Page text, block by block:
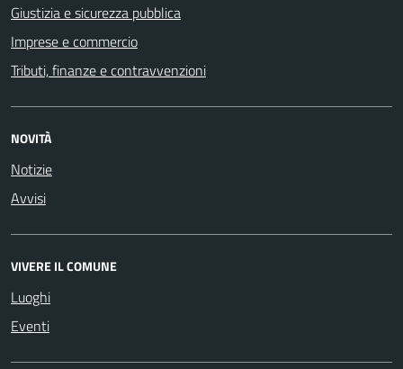
Giustizia e sicurezza pubblica
Imprese e commercio
Tributi, finanze e contravvenzioni
NOVITÀ
Notizie
Avvisi
VIVERE IL COMUNE
Luoghi
Eventi